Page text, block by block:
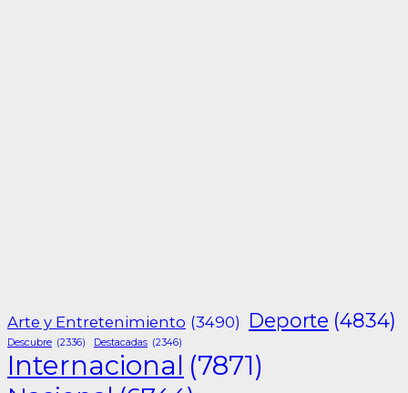
Arte y Entretenimiento (3490) Deporte (4834)
Descubre (2336) Destacadas (2346)
Internacional (7871)